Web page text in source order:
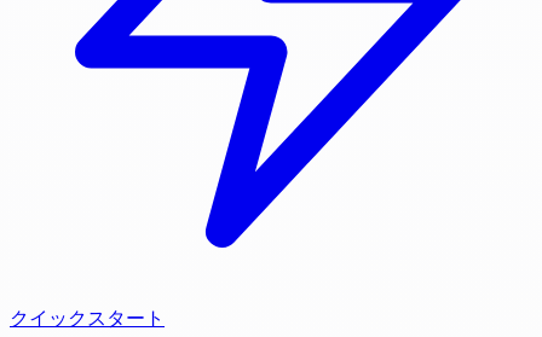
クイックスタート